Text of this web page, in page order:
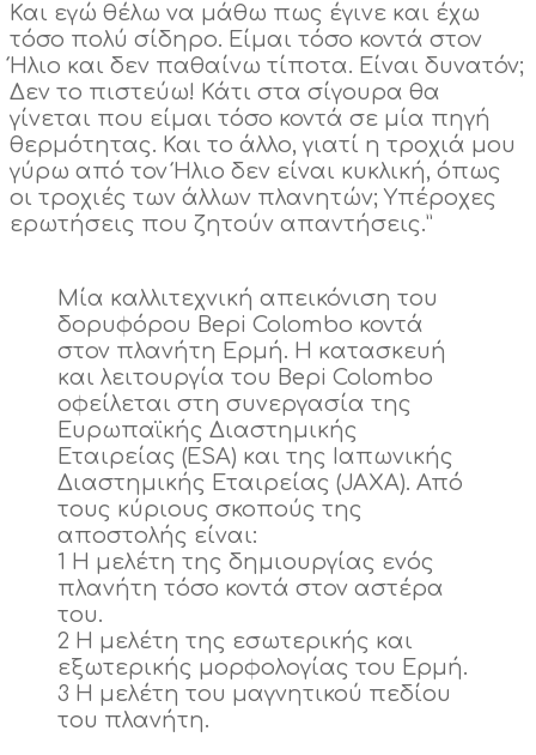
Και εγώ θέλω να μάθω πως έγινε και έχω
τόσο πολύ σίδηρο. Είμαι τόσο κοντά στον
Ήλιο και δεν παθαίνω τίποτα. Είναι δυνατόν;
Δεν το πιστεύω! Κάτι στα σίγουρα θα
γίνεται που είμαι τόσο κοντά σε μία πηγή
θερμότητας. Και το άλλο, γιατί η τροχιά μου
γύρω από τον Ήλιο δεν είναι κυκλική, όπως
οι τροχιές των άλλων πλανητών; Υπέροχες
ερωτήσεις που ζητούν απαντήσεις.”
Μία καλλιτεχνική απεικόνιση του
δορυφόρου Bepi Colombo κοντά
στον πλανήτη Ερμή. Η κατασκευή
και λειτουργία του Bepi Colombo
οφείλεται στη συνεργασία της
Ευρωπαϊκής Διαστημικής
Εταιρείας (ESA) και της Ιαπωνικής
Διαστημικής Εταιρείας (JAXA). Από
τους κύριους σκοπούς της
αποστολής είναι:
1 Η μελέτη της δημιουργίας ενός
πλανήτη τόσο κοντά στον αστέρα
του.
2 Η μελέτη της εσωτερικής και
εξωτερικής μορφολογίας του Ερμή.
3 Η μελέτη του μαγνητικού πεδίου
του πλανήτη.